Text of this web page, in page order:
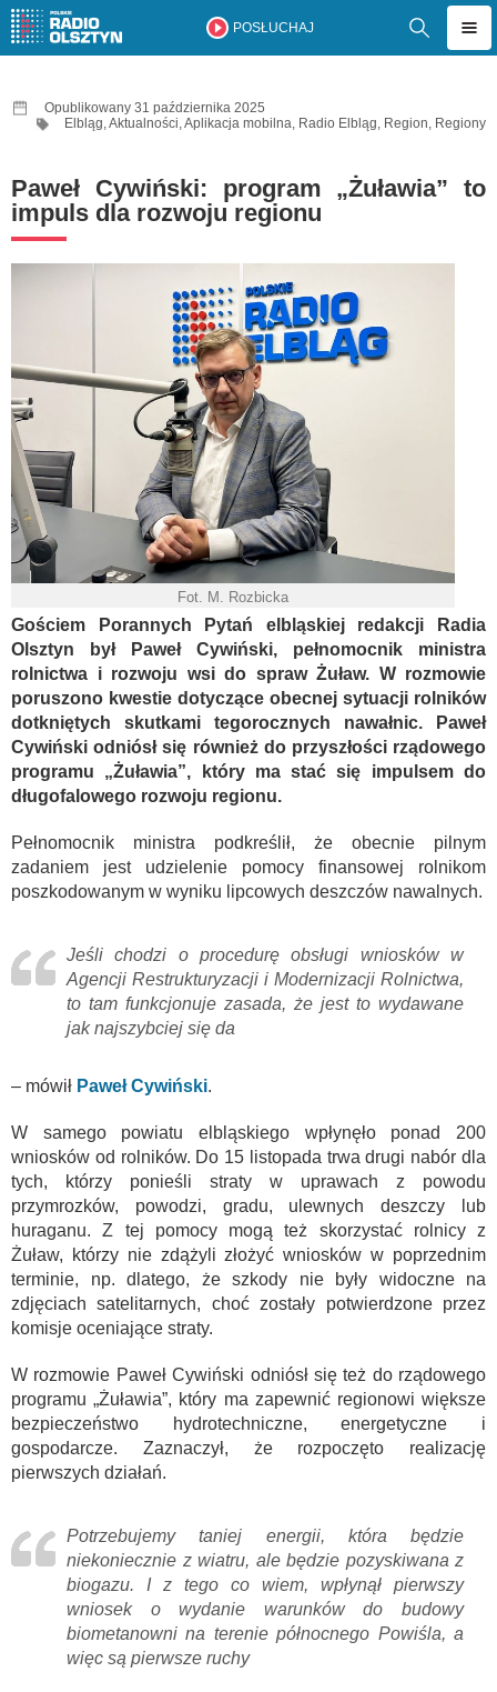
POSŁUCHAJ
Opublikowany 31 października 2025
Elbląg,Aktualności,Aplikacja mobilna, Radio Elbląg, Region, Regiony
Paweł Cywiński: program „Żuławia” to
impuls dla rozwoju regionu
Fot. M. Rozbicka
Gościem Porannych Pytań elbląskiej redakcji Radia
Olsztyn był Paweł Cywiński, pełnomocnik ministra
rolnictwa i rozwoju wsi do spraw Żuław. W rozmowie
poruszono kwestie dotyczące obecnej sytuacji rolników
dotkniętych skutkami tegorocznych nawałnic. Paweł
Cywiński odniósł się również do przyszłości rządowego
programu „Żuławia”, który ma stać się impulsem do
długofalowego rozwoju regionu.
Pełnomocnik ministra podkreślił, że obecnie pilnym
zadaniem jest udzielenie pomocy finansowej rolnikom
poszkodowanym w wyniku lipcowych deszczów nawalnych.
Jeśli chodzi o procedurę obsługi wniosków w
Agencji Restrukturyzacji i Modernizacji Rolnictwa,
to tam funkcjonuje zasada, że jest to wydawane
jak najszybciej się da
– mówił Paweł Cywiński.
W samego powiatu elbląskiego wpłynęło ponad 200
wniosków od rolników. Do 15 listopada trwa drugi nabór dla
tych, którzy ponieśli straty w uprawach z powodu
przymrozków, powodzi, gradu, ulewnych deszczy lub
huraganu. Z tej pomocy mogą też skorzystać rolnicy z
Żuław, którzy nie zdążyli złożyć wniosków w poprzednim
terminie, np. dlatego, że szkody nie były widoczne na
zdjęciach satelitarnych, choć zostały potwierdzone przez
komisje oceniające straty.
W rozmowie Paweł Cywiński odniósł się też do rządowego
programu „Żuławia”, który ma zapewnić regionowi większe
bezpieczeństwo hydrotechniczne, energetyczne i
gospodarcze. Zaznaczył, że rozpoczęto realizację
pierwszych działań.
Potrzebujemy taniej energii, która będzie
niekoniecznie z wiatru, ale będzie pozyskiwana z
biogazu. I z tego co wiem, wpłynął pierwszy
wniosek o wydanie warunków do budowy
biometanowni na terenie północnego Powiśla, a
więc są pierwsze ruchy